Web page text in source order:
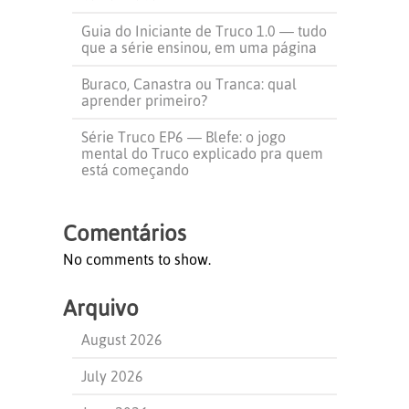
Guia do Iniciante de Truco 1.0 — tudo
que a série ensinou, em uma página
Buraco, Canastra ou Tranca: qual
aprender primeiro?
Série Truco EP6 — Blefe: o jogo
mental do Truco explicado pra quem
está começando
Comentários
No comments to show.
Arquivo
August 2026
July 2026